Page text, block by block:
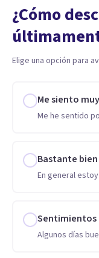
¿Cómo
Elige una opción para
Me siento
Me he sentido
Bastante bien
En general
Algunos días